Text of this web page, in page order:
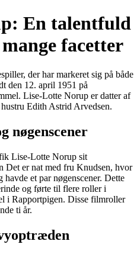
En talentfuld
facetter
der har markeret sig på både
den 12. april 1951 på
Lise-Lotte Norup er datter af
Edith Astrid Arvedsen.
nøgenscener
Lise-Lotte Norup sit
Det er nat med fru Knudsen, hvor
et par nøgenscener. Dette
og førte til flere roller i
i Rapportpigen. Disse filmroller
ti år.